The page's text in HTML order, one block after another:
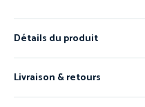
Détails du produit
Livraison & retours